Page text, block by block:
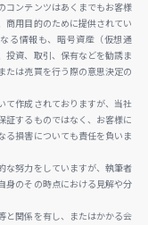
コンテンツはあくまでもお客様
商用目的のために提供されてい
る情報も、暗号資産（仮想通
投資、取引、保有などを勧誘ま
たは売買を行う際の意思決定の
て作成されておりますが、当社
証するものではなく、お客様に
る損害についても責任を負いま
な努力をしていますが、執筆者
身のその時点における見解や分
と関係を有し、またはかかる会